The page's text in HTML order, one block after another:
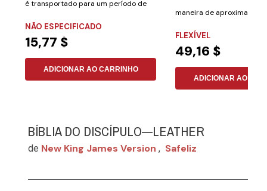
é transportado para um período de
NÃO ESPECIFICADO
15,77 $
ADICIONAR AO CARRINHO
maneira de aproximar
adultos de um...
FLEXÍVEL
49,16 $
ADICIONAR AO
BÍBLIA DO DISCÍPULO—LEATHER
de New King James Version , Safeliz